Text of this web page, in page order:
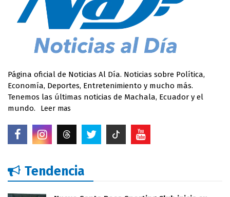
Página oficial de Noticias Al Día. Noticias sobre Política,
Economía, Deportes, Entretenimiento y mucho más.
Tenemos las últimas noticias de Machala, Ecuador y el
mundo.
Leer mas
Tendencia